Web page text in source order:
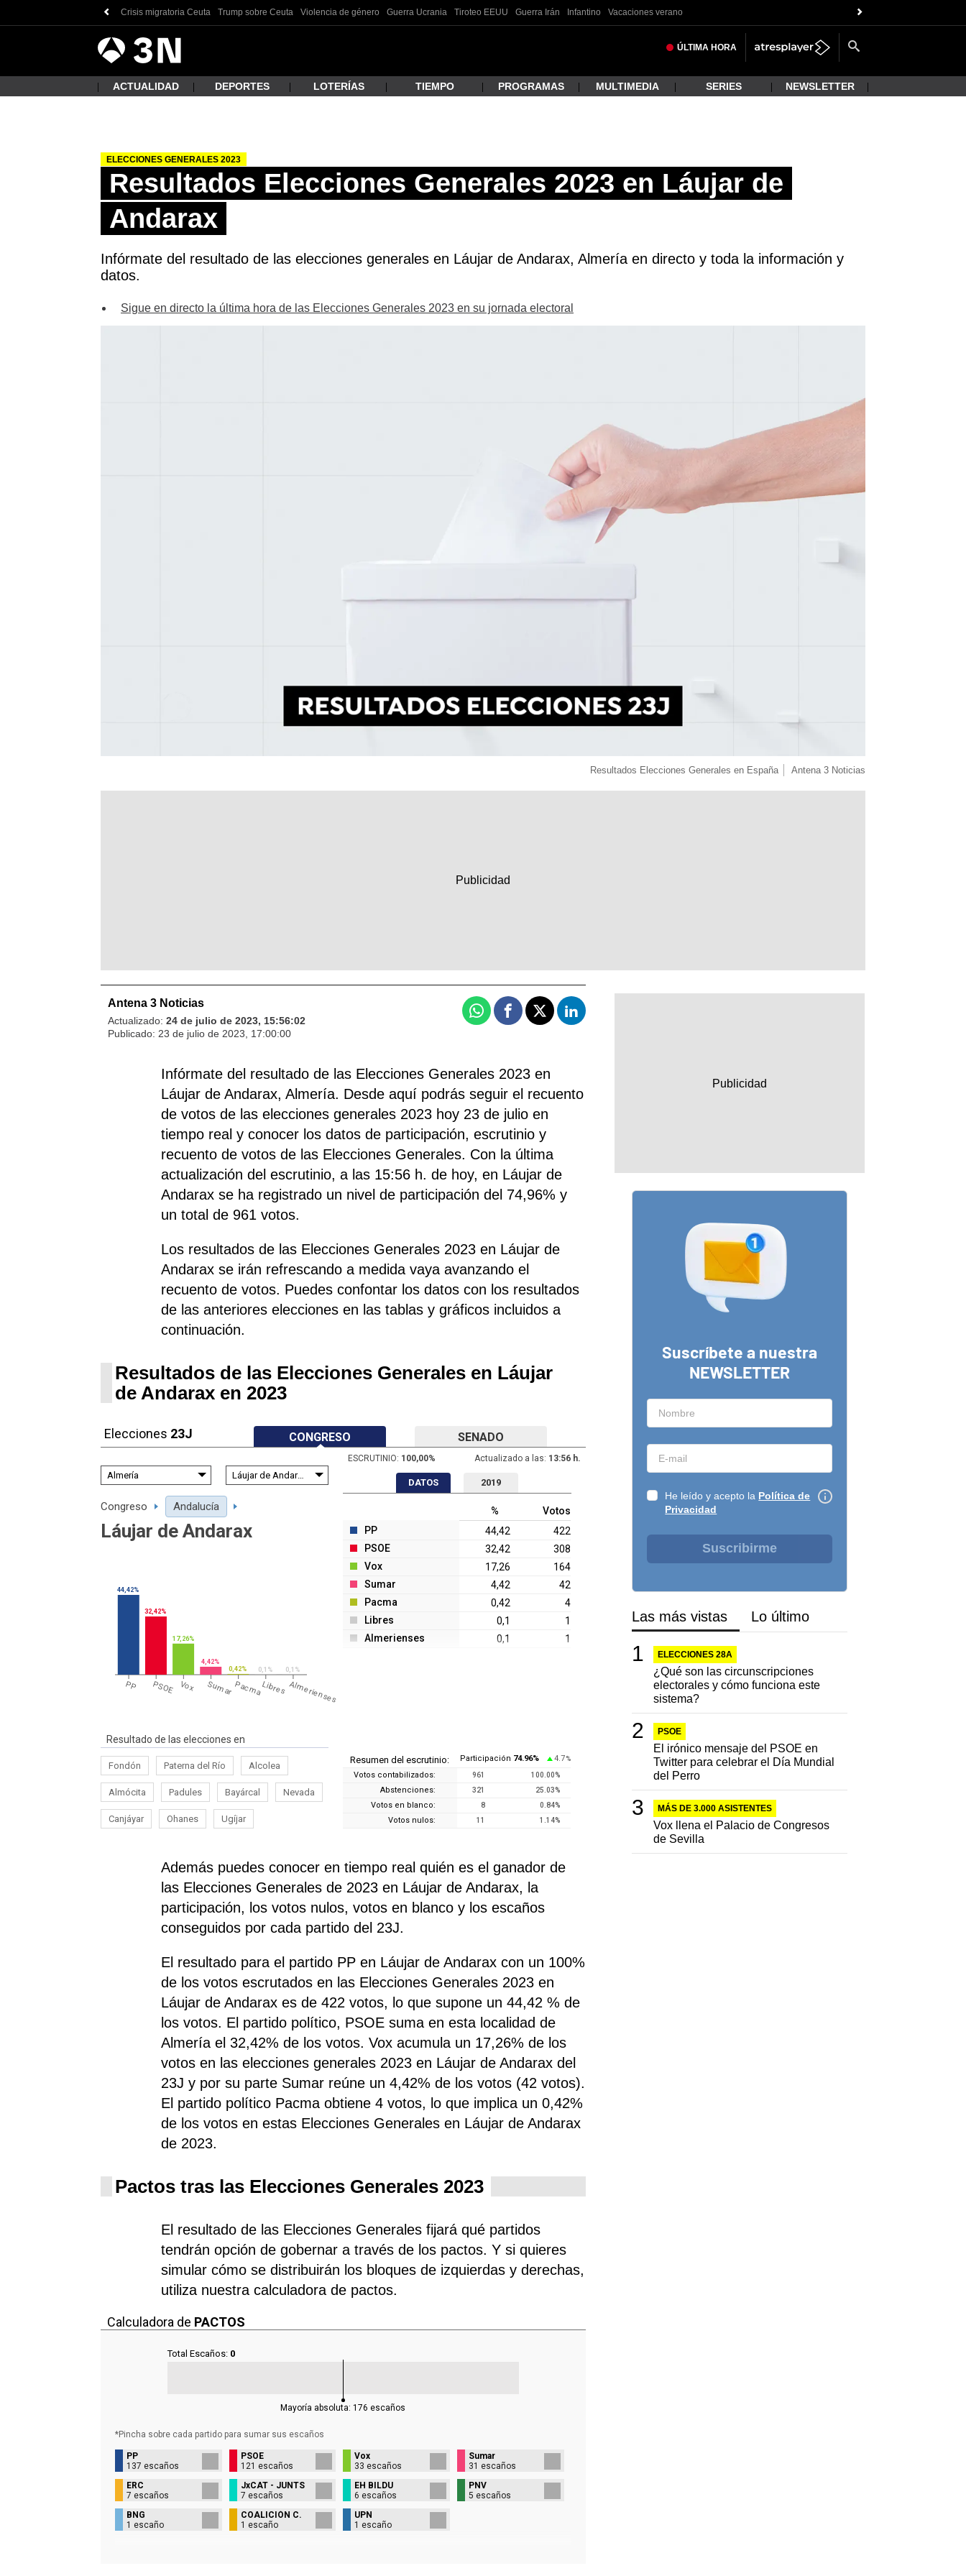
Crisis migratoria Ceuta Trump sobre Ceuta Violencia de género Guerra Ucrania Tiroteo EEUU Guerra Irán Infantino Vacaciones verano
3
Noticias ÚLTIMA HORA
¿Qué estás buscando?
Buscar
ACTUALIDAD DEPORTES LOTERÍAS TIEMPO PROGRAMAS MULTIMEDIA SERIES NEWSLETTER
ELECCIONES GENERALES 2023
Resultados Elecciones Generales 2023 en Láujar de
Andarax
Infórmate del resultado de las elecciones generales en Láujar de Andarax, Almería en directo y toda la información y
datos.
Sigue en directo la última hora de las Elecciones Generales 2023 en su jornada electoral
Resultados Elecciones Generales en España Antena 3 Noticias
Antena 3 Noticias
Actualizado: 24 de julio de 2023, 15:56:02
Publicado: 23 de julio de 2023, 17:00:00
WhatsappFacebook
X Linkedin
Infórmate del resultado de las Elecciones Generales 2023 en
Láujar de Andarax, Almería. Desde aquí podrás seguir el recuento
de votos de las elecciones generales 2023 hoy 23 de julio en
tiempo real y conocer los datos de participación, escrutinio y
recuento de votos de las Elecciones Generales. Con la última
actualización del escrutinio, a las 15:56 h. de hoy, en Láujar de
Andarax se ha registrado un nivel de participación del 74,96% y
un total de 961 votos.
Los resultados de las Elecciones Generales 2023 en Láujar de
Andarax se irán refrescando a medida vaya avanzando el
recuento de votos. Puedes confontar los datos con los resultados
de las anteriores elecciones en las tablas y gráficos incluidos a
continuación.
Resultados de las Elecciones Generales en Láujar
de Andarax en 2023
Elecciones 23J CONGRESO SENADO
ESCRUTINIO: 100,00% Actualizado a las: 13:56 h.
Congreso Andalucía
Láujar de Andarax
PP PSOE Vox Sumar PacmaLibres Almerienses
44,42%
32,42%
17,26%
4,42%
0,42%
0,1% 0,1%
Resultado de las elecciones en
Fondón Paterna del Río Alcolea
Almócita Padules Bayárcal Nevada
Canjáyar Ohanes Ugíjar
DATOS 2019
%
Votos
PP
44,42
422
PSOE
32,42
308
Vox
17,26
164
Sumar
4,42
42
Pacma
0,42
4
Libres
0,1
1
Almerienses
0,1 1
Resumen del escrutinio: Participación 74.96% 4.7 %
Votos contabilizados: 961 100.00%
Abstenciones: 321 25.03%
Votos en blanco: 8 0.84%
Votos nulos: 11 1.14%
Además puedes conocer en tiempo real quién es el ganador de
las Elecciones Generales de 2023 en Láujar de Andarax, la
participación, los votos nulos, votos en blanco y los escaños
conseguidos por cada partido del 23J.
El resultado para el partido PP en Láujar de Andarax con un 100%
de los votos escrutados en las Elecciones Generales 2023 en
Láujar de Andarax es de 422 votos, lo que supone un 44,42 % de
los votos. El partido político, PSOEsuma en esta localidad de
Almería el 32,42% de los votos. Vox acumula un 17,26% de los
votos en las elecciones generales 2023 en Láujar de Andarax del
23J y por su parte Sumar reúne un 4,42% de los votos (42 votos).
El partido político Pacma obtiene 4 votos, lo que implica un 0,42%
de los votos en estas Elecciones Generales en Láujar de Andarax
de 2023.
Pactos tras las Elecciones Generales 2023
El resultado de las Elecciones Generales fijará qué partidos
tendrán opción de gobernar a través de los pactos. Y si quieres
simular cómo se distribuirán los bloques de izquierdas y derechas,
utiliza nuestra calculadora de pactos.
Calculadora de PACTOS
Total Escaños: 0
Mayoría absoluta:176 escaños
*Pincha sobre cada partido para sumar sus escaños
PP
137 escaños
PSOE
121 escaños
Vox
33 escaños
Sumar
31 escaños
ERC
7 escaños
JxCAT - JUNTS
7 escaños
EH BILDU
6 escaños
PNV
5 escaños
BNG
1 escaño
COALICIÓN C.
1 escaño
UPN
1 escaño
Suscríbete a nuestra
NEWSLETTER
He leído y acepto la Política de
Privacidad
Suscribirme
Las más vistas Lo último
ELECCIONES 28A
¿Qué son las circunscripciones
electorales y cómo funciona este
sistema?
PSOE
El irónico mensaje del PSOE en
Twitter para celebrar el Día Mundial
del Perro
MÁS DE 3.000 ASISTENTES
Vox llena el Palacio de Congresos
de Sevilla